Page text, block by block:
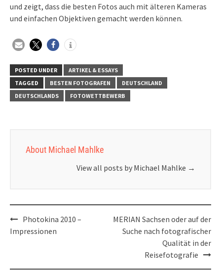
und zeigt, dass die besten Fotos auch mit älteren Kameras
und einfachen Objektiven gemacht werden können.
POSTED UNDER
ARTIKEL & ESSAYS
TAGGED
BESTEN FOTOGRAFEN
DEUTSCHLAND
DEUTSCHLANDS
FOTOWETTBEWERB
About Michael Mahlke
View all posts by Michael Mahlke →
Post
navigation
Photokina 2010 –
Impressionen
MERIAN Sachsen oder auf der
Suche nach fotografischer
Qualität in der
Reisefotografie